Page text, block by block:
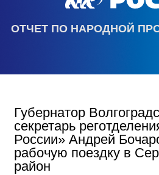
ОТЧЕТ ПО НАРОДНОЙ
Губернатор
секретарь
России» Андрей
рабочую поездку в
район